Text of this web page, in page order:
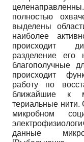
полностью
выделены
наиболее
происходит
разделение
благополучные
происходит
работу по
ближайшие к
териальные нити.
микробном
данные